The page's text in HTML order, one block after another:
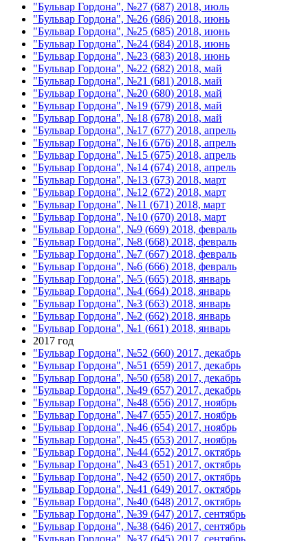
"Бульвар Гордона", №27 (687) 2018, июль
"Бульвар Гордона", №26 (686) 2018, июнь
"Бульвар Гордона", №25 (685) 2018, июнь
"Бульвар Гордона", №24 (684) 2018, июнь
"Бульвар Гордона", №23 (683) 2018, июнь
"Бульвар Гордона", №22 (682) 2018, май
"Бульвар Гордона", №21 (681) 2018, май
"Бульвар Гордона", №20 (680) 2018, май
"Бульвар Гордона", №19 (679) 2018, май
"Бульвар Гордона", №18 (678) 2018, май
"Бульвар Гордона", №17 (677) 2018, апрель
"Бульвар Гордона", №16 (676) 2018, апрель
"Бульвар Гордона", №15 (675) 2018, апрель
"Бульвар Гордона", №14 (674) 2018, апрель
"Бульвар Гордона", №13 (673) 2018, март
"Бульвар Гордона", №12 (672) 2018, март
"Бульвар Гордона", №11 (671) 2018, март
"Бульвар Гордона", №10 (670) 2018, март
"Бульвар Гордона", №9 (669) 2018, февраль
"Бульвар Гордона", №8 (668) 2018, февраль
"Бульвар Гордона", №7 (667) 2018, февраль
"Бульвар Гордона", №6 (666) 2018, февраль
"Бульвар Гордона", №5 (665) 2018, январь
"Бульвар Гордона", №4 (664) 2018, январь
"Бульвар Гордона", №3 (663) 2018, январь
"Бульвар Гордона", №2 (662) 2018, январь
"Бульвар Гордона", №1 (661) 2018, январь
2017 год
"Бульвар Гордона", №52 (660) 2017, декабрь
"Бульвар Гордона", №51 (659) 2017, декабрь
"Бульвар Гордона", №50 (658) 2017, декабрь
"Бульвар Гордона", №49 (657) 2017, декабрь
"Бульвар Гордона", №48 (656) 2017, ноябрь
"Бульвар Гордона", №47 (655) 2017, ноябрь
"Бульвар Гордона", №46 (654) 2017, ноябрь
"Бульвар Гордона", №45 (653) 2017, ноябрь
"Бульвар Гордона", №44 (652) 2017, октябрь
"Бульвар Гордона", №43 (651) 2017, октябрь
"Бульвар Гордона", №42 (650) 2017, октябрь
"Бульвар Гордона", №41 (649) 2017, октябрь
"Бульвар Гордона", №40 (648) 2017, октябрь
"Бульвар Гордона", №39 (647) 2017, сентябрь
"Бульвар Гордона", №38 (646) 2017, сентябрь
"Бульвар Гордона", №37 (645) 2017, сентябрь